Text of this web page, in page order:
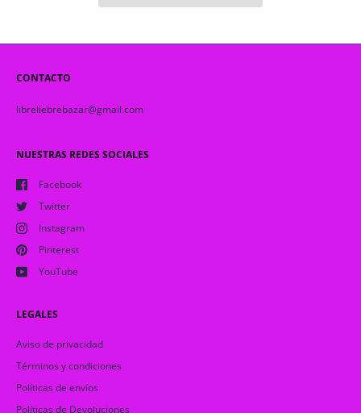
CONTACTO
libreliebrebazar@gmail.com
NUESTRAS REDES SOCIALES
Facebook
Twitter
Instagram
Pinterest
YouTube
LEGALES
Aviso de privacidad
Términos y condiciones
Políticas de envíos
Políticas de Devoluciones